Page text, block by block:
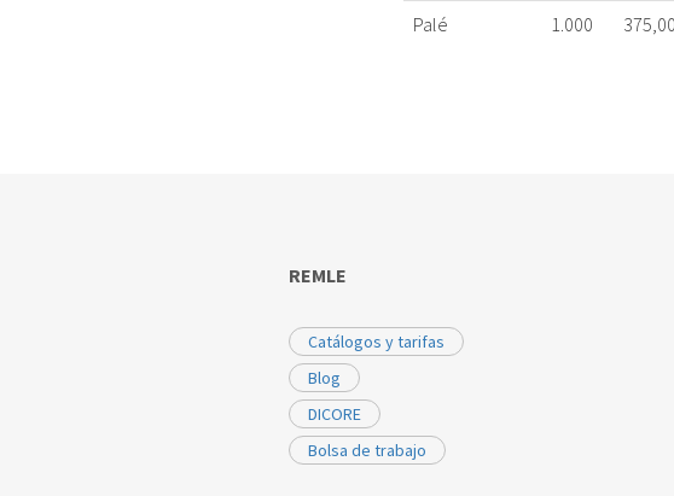
Palé
1.000 375,00
REMLE
Catálogos y tarifas
Blog
DICORE
Bolsa de trabajo